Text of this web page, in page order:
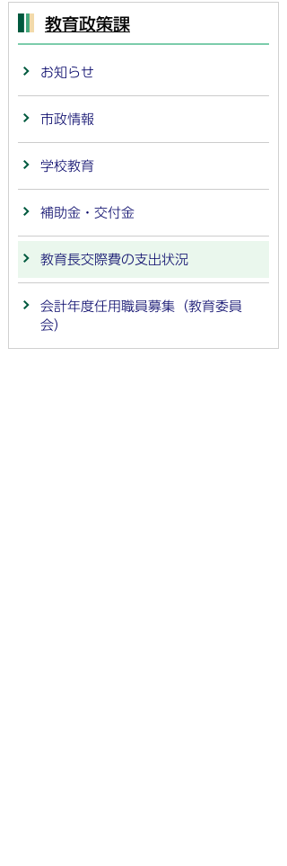
教育政策課
お知らせ
市政情報
学校教育
補助金・交付金
教育長交際費の支出状況
会計年度任用職員募集（教育委員
会）